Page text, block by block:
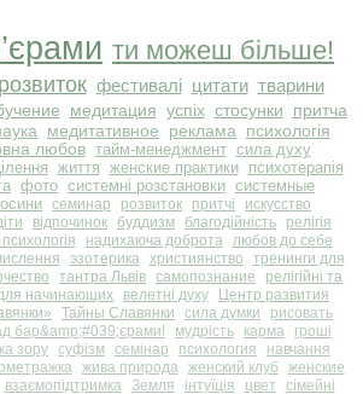
ти можеш більше!
фестивалі цитати тварини
медитация успіх стосунки
притча
медитативное реклама
психологія
любов тайм-менеджмент сила духу
життя женские практики
психотерапія
фото системні розстановки системные
семинар розвиток притчі
искусство
відпочинок буддизм благодійність
релігія
надихаюча доброта
любов до себе
эзотерика християнство
тренинги для
тантра Львів самопознание
релігійні та
начинающих велетні духу
Центр развития
Тайны Славянки сила думки
рисовать
бар&amp;#039;єрами! мудрість карма
гроші
зору суфізм семінар психология
навчання
жива природа женский клуб
женские
взаємопідтримка Земля інтуїція цвет сімейні